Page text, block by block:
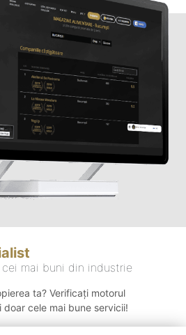
mai buni din industrie
ta? Verificați motorul
cele mai bune servicii!